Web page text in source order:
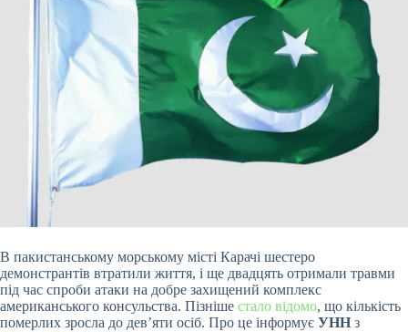
В пакистанському морському місті Карачі шестеро
демонстрантів втратили життя, і ще двадцять отримали травми
під час спроби атаки на добре захищений комплекс
американського консульства. Пізніше стало відомо, що кількість
померлих зросла до дев’яти осіб. Про це інформує УНН з